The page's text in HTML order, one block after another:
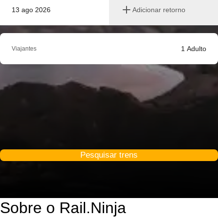
13 ago 2026 Adicionar retorno
Viajantes 1 Adulto
Pesquisar trens
Sobre o Rail.Ninja